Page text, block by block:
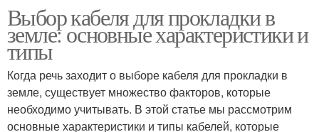
Выбор кабеля для прокладки в
земле: основные характеристики и
типы
Когда речь заходит о выборе кабеля для прокладки в
земле, существует множество факторов, которые
необходимо учитывать. В этой статье мы рассмотрим
основные характеристики и типы кабелей, которые